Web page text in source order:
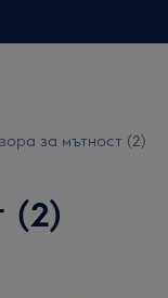
за мътност (2)
(2)